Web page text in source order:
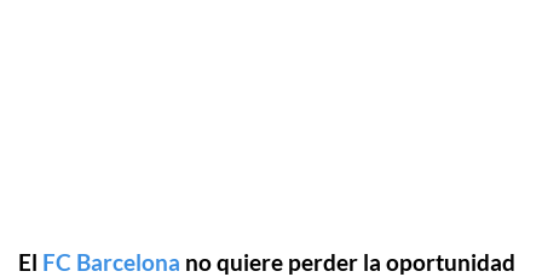
El FC Barcelona no quiere perder la oportunidad